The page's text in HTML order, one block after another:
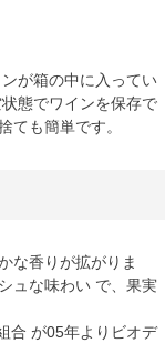
が箱の中に入ってい
態でワインを保存で
ても簡単です。
な香りが拡がりま
ュな味わい で、果実
合 が05年よりビオデ